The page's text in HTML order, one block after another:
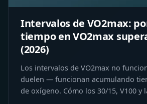
Intervalos de VO2max:
tiempo en VO2max
(2026)
Los intervalos de VO2max no
duelen — funcionan acumulando
de oxígeno. Cómo los 30/15, V100 y